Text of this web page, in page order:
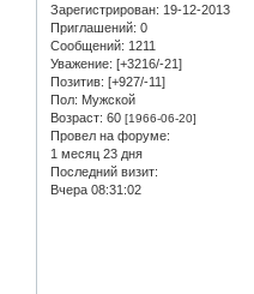
Зарегистрирован: 19-12-2013
Приглашений: 0
Сообщений: 1211
Уважение: [+3216/-21]
Позитив: [+927/-11]
Пол: Мужской
Возраст: 60 [1966-06-20]
Провел на форуме:
1 месяц 23 дня
Последний визит:
Вчера 08:31:02